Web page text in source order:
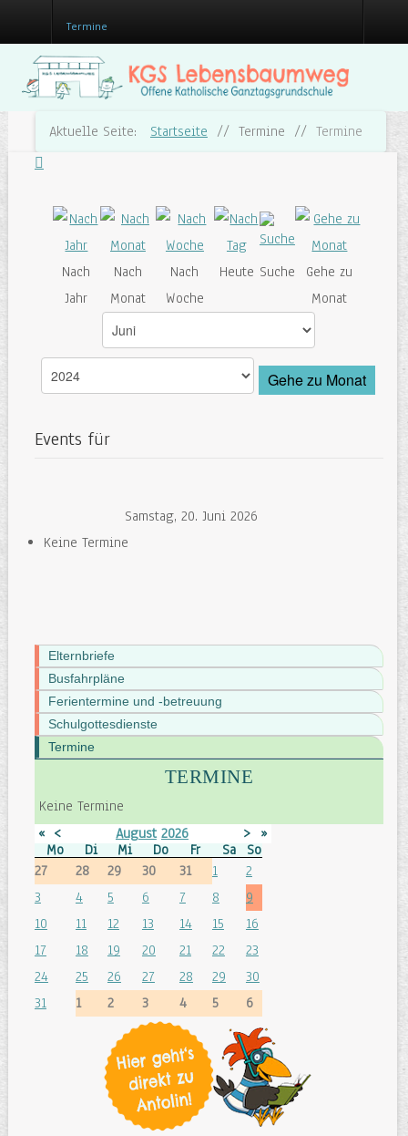
Termine
Aktuelle Seite: Startseite // Termine // Termine
Nach
Jahr
Nach
Monat
Nach
Woche
Heute Suche
Gehe zu
Monat
Gehe zu Monat
Events für
Samstag, 20. Juni 2026
Keine Termine
Elternbriefe
Busfahrpläne
Ferientermine und -betreuung
Schulgottesdienste
Termine
TERMINE
Keine Termine
« < August 2026 > »
Mo
Di Mi Do Fr Sa
So
27
28 29 30 31 1
2
3
4 5 6 7 8
9
10
11 12 13 14 15
16
17
18 19 20 21 22
23
24
25 26 27 28 29
30
31
1 2 3 4 5 6